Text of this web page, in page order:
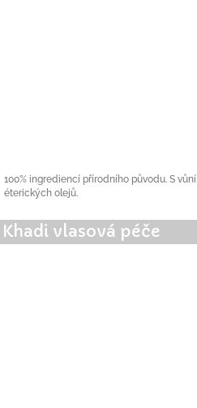
100% ingrediencí přírodního původu. S vůní
éterických olejů.
Khadi vlasová péče